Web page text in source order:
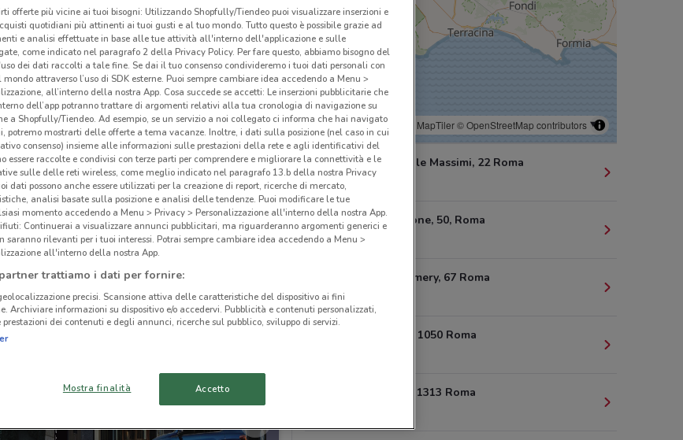
© MapTiler© OpenStreetMap contributors
Via Cardinale Massimi, 22 Roma
4.3 km
Via Montaione, 50, Roma
5.3 km
Via Carlo Emery, 67 Roma
Via Aurelia, 1050 Roma
Via Salaria, 1313 Roma
offerte più vicine ai tuoi bisogni: Utilizzando Shopfully/Tiendeo puoi visualizzare inserzioni e
quotidiani più attinenti ai tuoi gusti e al tuo mondo. Tutto questo è possibile grazie ad
e analisi effettuate in base alle tue attività all'interno dell'applicazione e sulle
come indicato nel paragrafo 2 della Privacy Policy. Per fare questo, abbiamo bisogno del
dei dati raccolti a tale fine. Se dai il tuo consenso condivideremo i tuoi dati personali con
attraverso l’uso di SDK esterne. Puoi sempre cambiare idea accedendo a Menu >
all’interno della nostra App. Cosa succede se accetti: Le inserzioni pubblicitarie che
dell’app potranno trattare di argomenti relativi alla tua cronologia di navigazione su
a Shopfully/Tiendeo. Ad esempio, se un servizio a noi collegato ci informa che hai navigato
potremo mostrarti delle offerte a tema vacanze. Inoltre, i dati sulla posizione (nel caso in cui
consenso) insieme alle informazioni sulle prestazioni della rete e agli identificativi del
essere raccolte e condivisi con terze parti per comprendere e migliorare la connettività e le
sulle delle reti wireless, come meglio indicato nel paragrafo 13.b della nostra Privacy
dati possono anche essere utilizzati per la creazione di report, ricerche di mercato,
analisi basate sulla posizione e analisi delle tendenze. Puoi modificare le tue
momento accedendo a Menu > Privacy > Personalizzazione all'interno della nostra App.
Continuerai a visualizzare annunci pubblicitari, ma riguarderanno argomenti generici e
saranno rilevanti per i tuoi interessi. Potrai sempre cambiare idea accedendo a Menu >
all'interno della nostra App.
trattiamo i dati per fornire:
precisi. Scansione attiva delle caratteristiche del dispositivo ai fini
Archiviare informazioni su dispositivo e/o accedervi. Pubblicità e contenuti personalizzati,
dei contenuti e degli annunci, ricerche sul pubblico, sviluppo di servizi.
Mostra finalità Accetto